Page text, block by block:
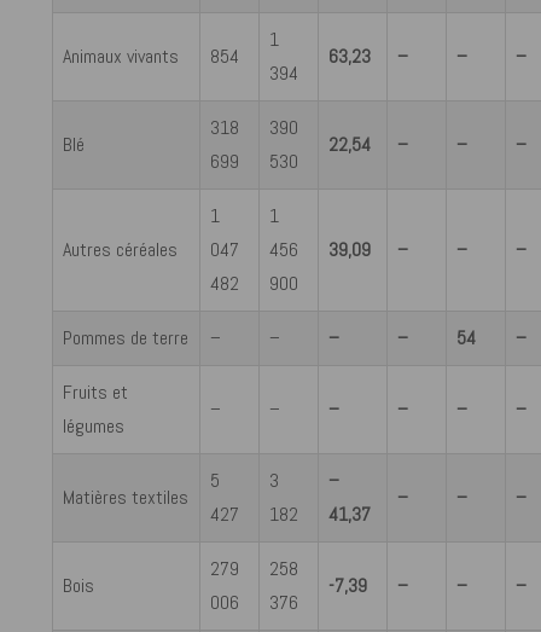
Animaux vivants 854
1
394
63,23 – – –
Blé
318
699
390
530
22,54 – – –
Autres céréales
1
047
482
1
456
900
39,09 – – –
Pommes de terre – – – – 54 –
Fruits et
légumes
– – – – – –
Matières textiles
5
427
3
182
–
41,37
– – –
Bois
279
006
258
376
-7,39 – – –